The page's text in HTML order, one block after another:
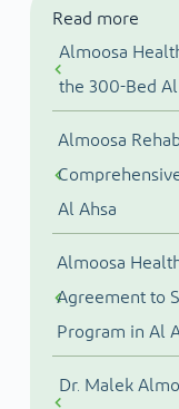
Read more
Almoosa
the 300-Bed
Almoosa
Al Ahsa
Almoosa
Agreement to
Program in Al
Dr. Malek